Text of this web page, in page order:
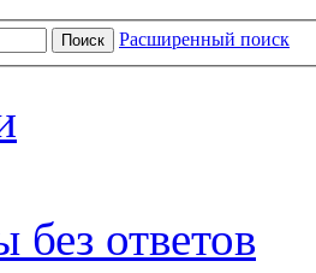
Поиск Расширенный поиск
без ответов